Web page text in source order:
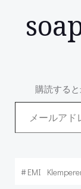
購読する
メールアドレスを入力...
#EMI